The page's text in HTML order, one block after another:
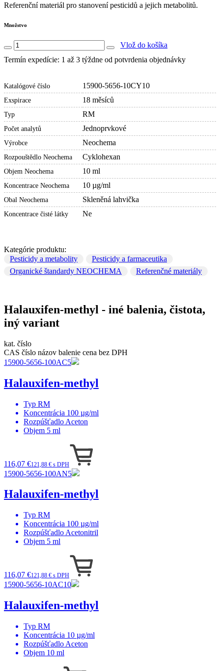
Referenční materiál pro stanovení pesticidů a jejich metabolitů.
Množstvo
Vlož do košíka
Termín expedície: 1 až 3 týždne od potvrdenia objednávky
Katalógové číslo 15900-5656-10CY10
Exspirace 18 měsíců
Typ RM
Počet analytů Jednoprvkové
Výrobce Neochema
Rozpouštědlo Neochema Cyklohexan
Objem Neochema 10 ml
Koncentrace Neochema 10 µg/ml
Obal Neochema Skleněná lahvička
Koncentrace čisté látky Ne
Kategórie produktu:
Pesticidy a metabolity
Pesticidy a farmaceutika
Organické štandardy NEOCHEMA
Referenčné materiály
Halauxifen-methyl - iné balenia, čistota,
iný variant
kat. číslo
CAS číslo názov balenie cena bez DPH
15900-5656-100AC5
Halauxifen-methyl
Typ RM
Koncentrácia 100 µg/ml
Rozpúšťadlo Aceton
Objem 5 ml
116,07 €121,88 € s DPH
15900-5656-100AN5
Halauxifen-methyl
Typ RM
Koncentrácia 100 µg/ml
Rozpúšťadlo Acetonitril
Objem 5 ml
116,07 €121,88 € s DPH
15900-5656-10AC10
Halauxifen-methyl
Typ RM
Koncentrácia 10 µg/ml
Rozpúšťadlo Aceton
Objem 10 ml